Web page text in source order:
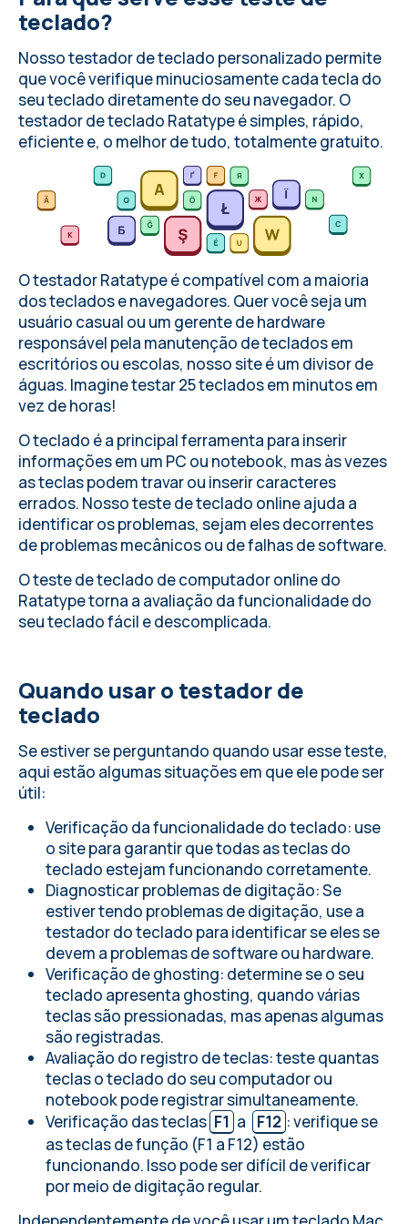
teclado?
Nosso testador de teclado personalizado permite
que você verifique minuciosamente cada tecla do
seu teclado diretamente do seu navegador. O
testador de teclado Ratatypeé simples, rápido,
eficiente e, o melhor de tudo, totalmente gratuito.
O testador Ratatype é compatível com a maioria
dos teclados e navegadores. Quer você seja um
usuário casual ou um gerente de hardware
responsável pela manutenção de teclados em
escritórios ou escolas, nosso site é um divisor de
águas. Imagine testar 25 teclados em minutos em
vez de horas!
O teclado é a principal ferramenta para inserir
informações em um PC ou notebook, mas às vezes
as teclas podem travar ou inserir caracteres
errados. Nosso teste de teclado online ajuda a
identificar os problemas, sejam eles decorrentes
de problemas mecânicos ou de falhas de software.
O teste de teclado de computador online do
Ratatype torna a avaliação da funcionalidade do
seu teclado fácil e descomplicada.
Quando usar o testador de
teclado
Se estiver se perguntando quando usar esse teste,
aqui estão algumas situações em que ele pode ser
útil:
Verificação da funcionalidade do teclado: use
o site para garantir que todas as teclas do
teclado estejam funcionando corretamente.
Diagnosticar problemas de digitação: Se
estiver tendo problemas de digitação, use a
testador do teclado para identificar se eles se
devem a problemas de software ou hardware.
Verificação de ghosting: determine se o seu
teclado apresenta ghosting, quando várias
teclas são pressionadas, mas apenas algumas
são registradas.
Avaliação do registro de teclas: teste quantas
teclas o teclado do seu computador ou
notebook pode registrar simultaneamente.
Verificação das teclas F1 a F12 : verifique se
as teclas de função (F1 a F12) estão
funcionando. Isso pode ser difícil de verificar
por meio de digitação regular.